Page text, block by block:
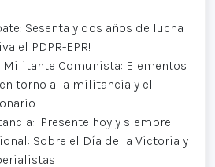
Sesenta y dos años de lucha
el PDPR-EPR!
Militante Comunista: Elementos
torno a la militancia y el
¡Presente hoy y siempre!
Sobre el Día de la Victoria y